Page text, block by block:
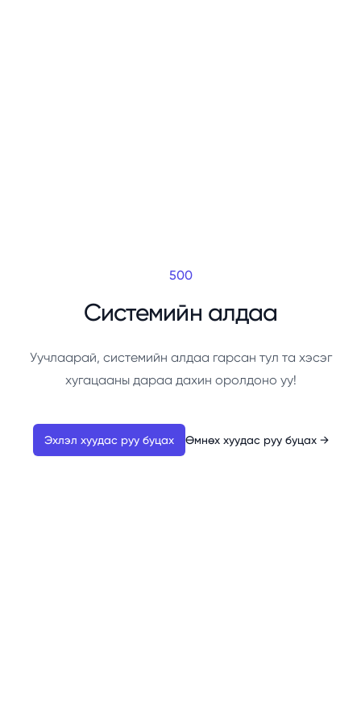
500
Системийн алдаа
Уучлаарай, системийн алдаа гарсан тул та хэсэг
хугацааны дараа дахин оролдоно уу!
Эхлэл хуудас руу буцах Өмнөх хуудас руу буцах →